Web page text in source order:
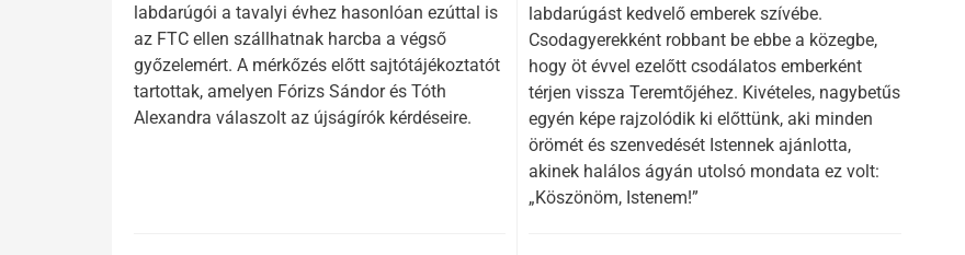
labdarúgói a tavalyi évhez hasonlóan ezúttal is
az FTC ellen szállhatnak harcba a végső
győzelemért. A mérkőzés előtt sajtótájékoztatót
tartottak, amelyen Fórizs Sándor és Tóth
Alexandra válaszolt az újságírók kérdéseire.
labdarúgást kedvelő emberek szívébe.
Csodagyerekként robbant be ebbe a közegbe,
hogy öt évvel ezelőtt csodálatos emberként
térjen vissza Teremtőjéhez. Kivételes, nagybetűs
egyén képe rajzolódik ki előttünk, aki minden
örömét és szenvedését Istennek ajánlotta,
akinek halálos ágyán utolsó mondata ez volt:
„Köszönöm, Istenem!”